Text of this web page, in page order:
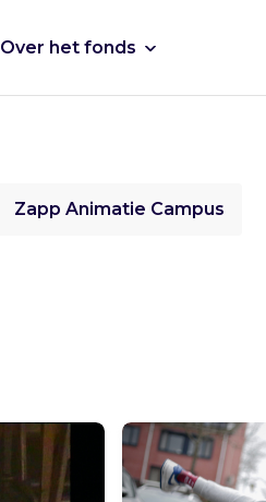
Over het fonds
Zapp Animatie Campus